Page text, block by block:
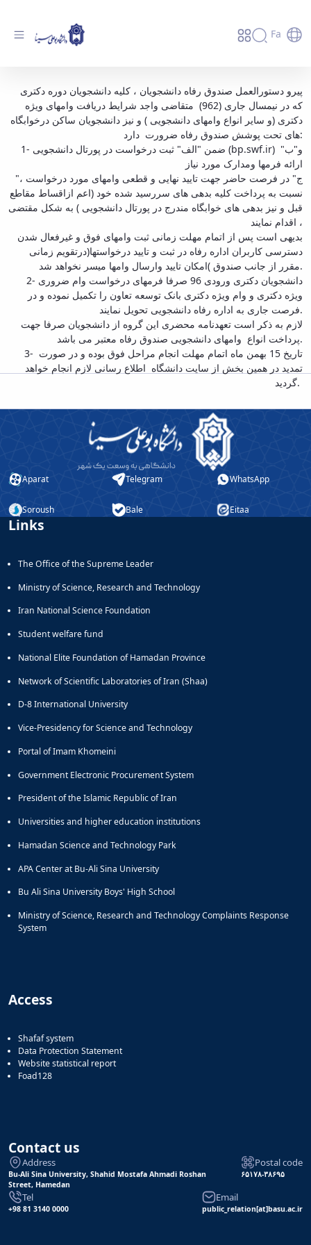
Fa
قابل توجه دانشجویان دوره دکتری متقاضی وام
ویژه دکتری نیمسال 962 (ضروری ویژه دکتری-
سه ماهه نوبت بهاره - وام بانک توسعه تعاون) -
دانشگاه بوعلی سینا همدان
پیرو دستورالعمل صندوق رفاه دانشجویان ، کلیه دانشجویان دوره دکتری
که در نیمسال جاری (962) متقاضی واجد شرایط دریافت وامهای ویژه
دکتری (و سایر انواع وامهای دانشجویی ) و نیز دانشجویان ساکن درخوابگاه
های تحت پوشش صندوق رفاه ضرورت دارد:
1- ضمن "الف" ثبت درخواست در پورتال دانشجویی (bp.swf.ir) و"ب"
ارائه فرمها ومدارک مورد نیاز
"ج" در فرصت حاضر جهت تایید نهایی و قطعی وامهای مورد درخواست ،
نسبت به پرداخت کلیه بدهی های سررسید شده خود (اعم ازاقساط مقاطع
قبل و نیز بدهی های خوابگاه مندرج در پورتال دانشجویی ) به شکل مقتضی
اقدام نمایند ،
بدیهی است پس از اتمام مهلت زمانی ثبت وامهای فوق و غیرفعال شدن
دسترسی کاربران اداره رفاه در ثبت و تایید درخواستها(درتقویم زمانی
مقرر از جانب صندوق )امکان تایید وارسال وامها میسر نخواهد شد.
2- دانشجویان دکتری ورودی 96 صرفا فرمهای درخواست وام ضروری
ویژه دکتری و وام ویژه دکتری بانک توسعه تعاون را تکمیل نموده و در
فرصت جاری به اداره رفاه دانشجویی تحویل نمایند.
لازم به ذکر است تعهدنامه محضری این گروه از دانشجویان صرفا جهت
پرداخت انواع وامهای دانشجویی صندوق رفاه معتبر می باشد.
3- تاریخ 15 بهمن ماه اتمام مهلت انجام مراحل فوق بوده و در صورت
تمدید در همین بخش از سایت دانشگاه اطلاع رسانی لازم انجام خواهد
گردید.
Aparat Telegram WhatsApp
Soroush Bale Eitaa
Links
The Office of the Supreme Leader
Ministry of Science, Research and Technology
Iran National Science Foundation
Student welfare fund
National Elite Foundation of Hamadan Province
Network of Scientific Laboratories of Iran (Shaa)
D-8 International University
Vice-Presidency for Science and Technology
Portal of Imam Khomeini
Government Electronic Procurement System
President of the Islamic Republic of Iran
Universities and higher education institutions
Hamadan Science and Technology Park
APA Center at Bu-Ali Sina University
Bu Ali Sina University Boys' High School
Ministry of Science, Research and Technology Complaints Response
System
Access
Shafaf system
Data Protection Statement
Website statistical report
Foad128
Contact us
Address
Bu-Ali Sina University, Shahid Mostafa Ahmadi Roshan
Street, Hamedan
Postal code
۶۵۱۷۸-۳۸۶۹۵
Tel
+98 81 3140 0000
Email
public_relation[at]basu.ac.ir